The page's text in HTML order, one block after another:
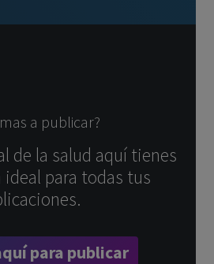
a publicar?
de la salud aquí tienes
ideal para todas tus
para publicar